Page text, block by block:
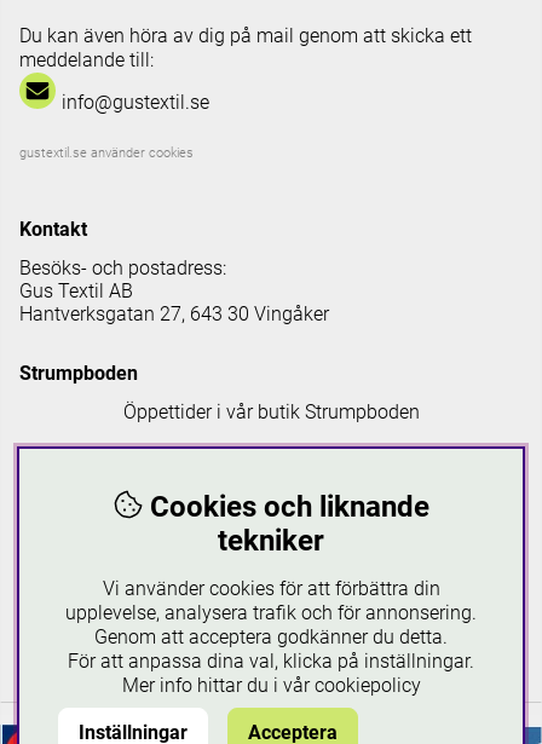
Du kan även höra av dig på mail genom att skicka ett
meddelande till:
info@gustextil.se
gustextil.se använder cookies
Kontakt
Besöks- och postadress:
Gus Textil AB
Hantverksgatan 27, 643 30 Vingåker
Strumpboden
Öppettider i vår butik Strumpboden
Onsdag: 08 - 16.30
Torsdag: 08 - 18
Fredag: 08-16.30
Söndagar: 12-16
Läs mer om Strumpboden
Cookies och liknande
tekniker
Vi använder cookies för att förbättra din
upplevelse, analysera trafik och för annonsering.
Genom att acceptera godkänner du detta.
För att anpassa dina val, klicka på inställningar.
Mer info hittar du i vårcookiepolicy
Inställningar Acceptera